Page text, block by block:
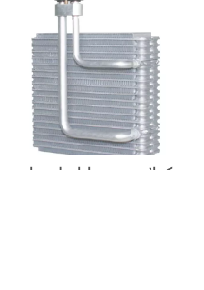
كويلات تبريد سيارات لهيونداي